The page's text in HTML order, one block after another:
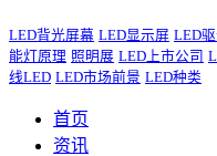
LED背光屏幕 LED显示屏 LED
能灯原理 照明展 LED上市公司
线LED LED市场前景 LED种类
首页
资讯